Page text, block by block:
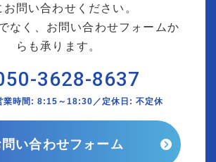
お問い合わせください。
なく、お問い合わせフォームか
らも承ります。
3628-8637
業時間: 8:15～18:30／定休日: 不定休
問い合わせフォーム